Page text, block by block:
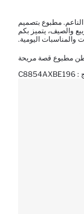
مطبوع بتصميم
والصيف، يتميز بكم
مطبوع قصة مريحة
:
C8854AXBE196